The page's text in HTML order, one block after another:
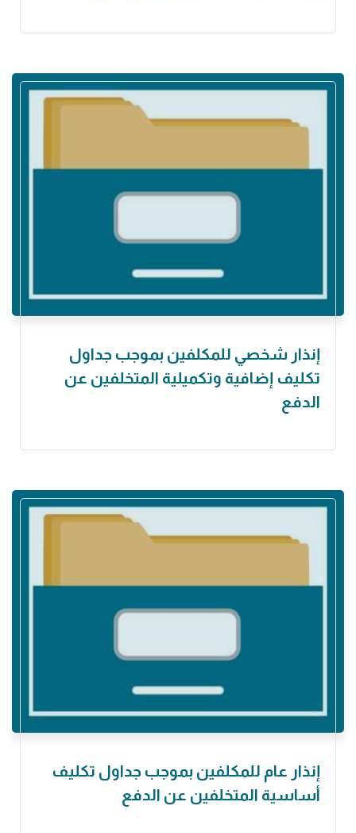
إنذار شخصي للمكلفين بموجب جداول
تكليف إضافية وتكميلية المتخلفين عن
الدفع
إنذار عام‎ ‎للمكلفين بموجب جداول تكليف
أساسية المتخلفين عن الدفع